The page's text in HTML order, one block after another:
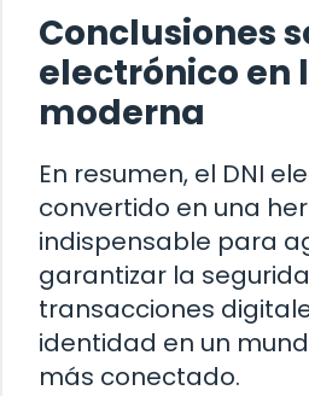
Conclusiones
electrónico en
moderna
En resumen, el DNI
convertido en una
indispensable para
garantizar la
transacciones
identidad en un
más conectado.